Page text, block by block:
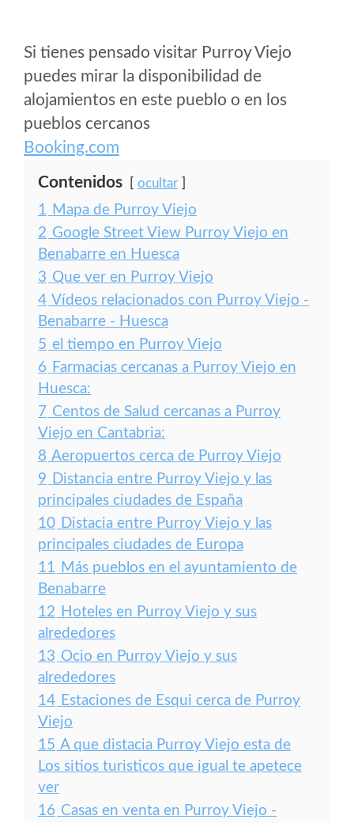
Si tienes pensado visitar Purroy Viejo
puedes mirar la disponibilidad de
alojamientos en este pueblo o en los
pueblos cercanos
Booking.com
Contenidos ocultar
1 Mapa de Purroy Viejo
2 Google Street View Purroy Viejo en
Benabarre en Huesca
3 Que ver en Purroy Viejo
4 Vídeos relacionados con Purroy Viejo -
Benabarre - Huesca
5 el tiempo en Purroy Viejo
6 Farmacias cercanas a Purroy Viejo en
Huesca:
7 Centos de Salud cercanas a Purroy
Viejo en Cantabria:
8 Aeropuertos cerca de Purroy Viejo
9 Distancia entre Purroy Viejo y las
principales ciudades de España
10 Distacia entre Purroy Viejo y las
principales ciudades de Europa
11 Más pueblos en el ayuntamiento de
Benabarre
12 Hoteles en Purroy Viejo y sus
alrededores
13 Ocio en Purroy Viejo y sus
alrededores
14 Estaciones de Esqui cerca de Purroy
Viejo
15 A que distacia Purroy Viejo esta de
Los sitios turisticos que igual te apetece
ver
16 Casas en venta en Purroy Viejo -